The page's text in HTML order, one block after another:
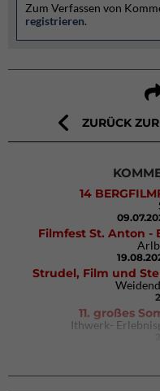
Zum Verfassen von
registrieren.
ZURÜCK
14
Filmfest St. Anton -
Strudel, Film und
11. großes
Ithwerk-
DAV Kletter- &